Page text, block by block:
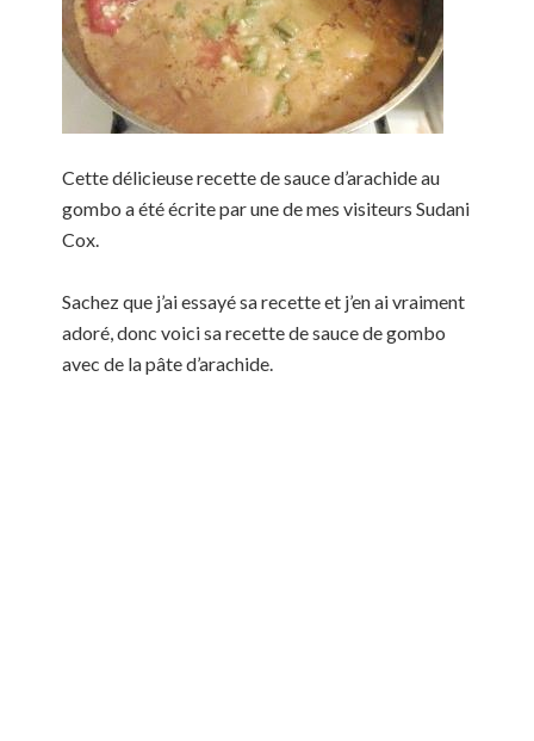
Cette délicieuse recette de sauce d’arachide au
gombo a été écrite par une de mes visiteurs Sudani
Cox.
Sachez que j’ai essayé sa recette et j’en ai vraiment
adoré, donc voici sa recette de sauce de gombo
avec de la pâte d’arachide.